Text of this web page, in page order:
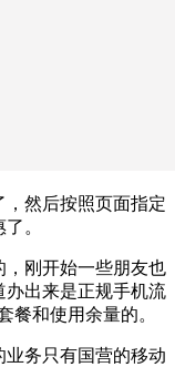
然后按照页面指定
。
，刚开始一些朋友也
办出来是正规手机流
餐和使用余量的。
务只有国营的移动